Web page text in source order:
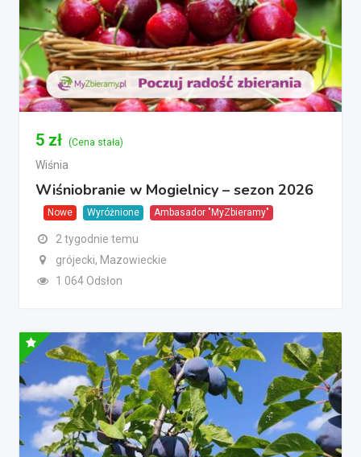
5 zł (Cena stała)
Wiśnia
Wiśniobranie w Mogielnicy – sezon 2026
Nowe Wyróżnione Ambasador "MyZbieramy"
2 tygodnie temu
grójecki, Mazowieckie
1 064 Odsłon